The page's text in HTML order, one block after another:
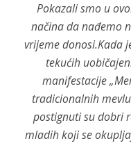
Pokazali smo u
načina da nađemo
vrijeme donosi.Kada
tekućih
manifestacije
tradicionalnih
postignuti su dobri
mladih koji se